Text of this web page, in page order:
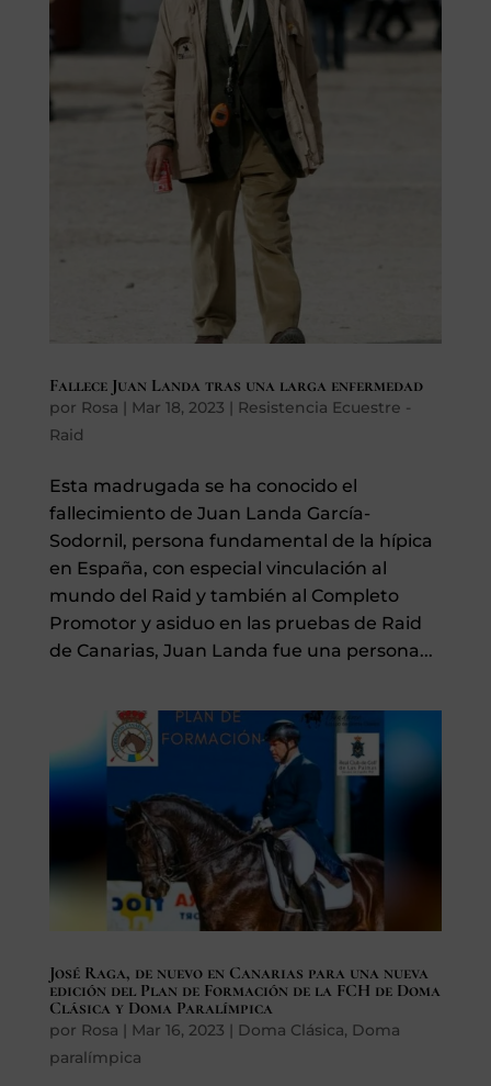
Fallece Juan Landa tras una larga enfermedad
por Rosa | Mar 18, 2023 | Resistencia Ecuestre -
Raid
Esta madrugada se ha conocido el
fallecimiento de Juan Landa García-
Sodornil, persona fundamental de la hípica
en España, con especial vinculación al
mundo del Raid y también al Completo
Promotor y asiduo en las pruebas de Raid
de Canarias, Juan Landa fue una persona...
José Raga, de nuevo en Canarias para una nueva
edición del Plan de Formación de la FCH de Doma
Clásica y Doma Paralímpica
por Rosa | Mar 16, 2023 | Doma Clásica, Doma
paralímpica